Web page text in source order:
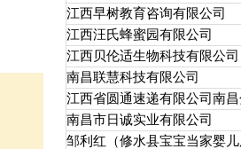
江西早树教育咨询有限公司
江西汪氏蜂蜜园有限公司
江西贝伦适生物科技有限公司
南昌联慧科技有限公司
江西省圆通速递有限公司南
南昌市日诚实业有限公司
邹利红（修水县宝宝当家婴